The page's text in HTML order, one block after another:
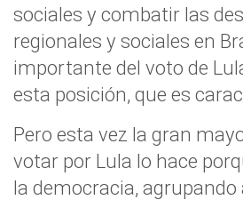
sociales y combatir las
regionales y sociales en
importante del voto de
esta posición, que es
Pero esta vez la gran
votar por Lula lo hace
la democracia, agrupando